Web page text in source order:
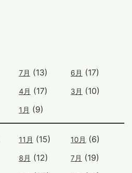
7月 (13) 6月 (17)
4月 (17) 3月 (10)
1月 (9)
11月 (15) 10月 (6)
8月 (12) 7月 (19)